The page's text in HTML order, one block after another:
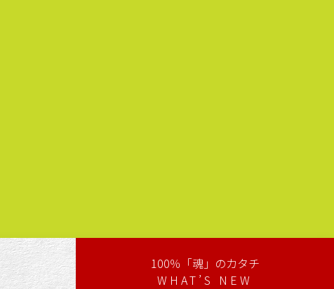
100％「魂」のカタチ
WHAT’S NEW